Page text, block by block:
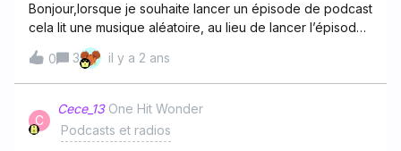
Bonjour,lorsque je souhaite lancer un épisode de podcast
cela lit une musique aléatoire, au lieu de lancer l’épisode
de podcast. Cela le fait régulièrement sur plusieurs
podcast.
0 3 il y a 2 ans
C
Cece_13 One Hit Wonder
Podcasts et radios